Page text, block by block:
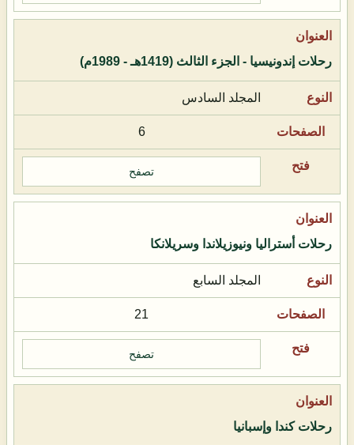
رحلات إندونيسيا - الجزء الثالث (1419هـ - 1989م)
المجلد السادس
6
تصفح
رحلات أستراليا ونيوزيلاندا وسريلانكا
المجلد السابع
21
تصفح
رحلات كندا وإسبانيا